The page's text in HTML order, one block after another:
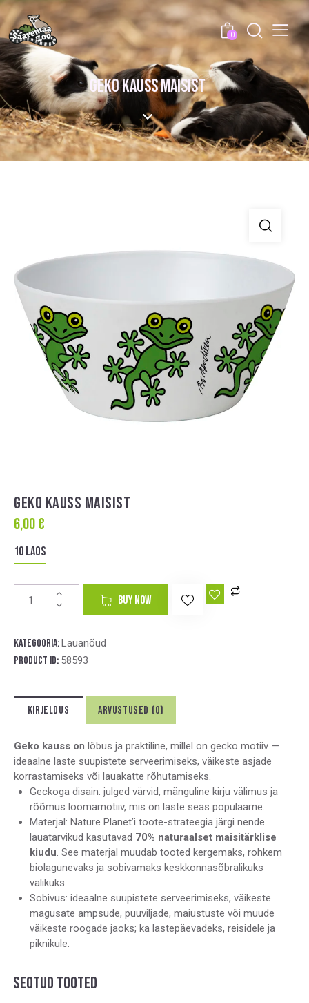
0
GEKO KAUSS MAISIST
GEKO KAUSS MAISIST
6,00€
10 laos
BUY NOW
e
:
Kategooria:Lauanõud
Product ID: 58593
KIRJELDUS ARVUSTUSED (0)
Geko kauss on lõbus ja praktiline, millel on gecko motiiv —
ideaalne laste suupistete serveerimiseks, väikeste asjade
korrastamiseks või lauakatte rõhutamiseks.
Geckoga disain: julged värvid, mänguline kirju välimus ja
rõõmus loomamotiiv, mis on laste seas populaarne.
Materjal: Nature Planet’i toote-strateegia järgi nende
lauatarvikud kasutavad 70% naturaalset maisitärklise
kiudu. See materjal muudab tooted kergemaks, rohkem
biolagunevaks ja sobivamaks keskkonnasõbralikuks
valikuks.
Sobivus: ideaalne suupistete serveerimiseks, väikeste
magusate ampsude, puuviljade, maiustuste või muude
väikeste roogade jaoks; ka lastepäevadeks, reisidele ja
piknikule.
SEOTUD TOOTED